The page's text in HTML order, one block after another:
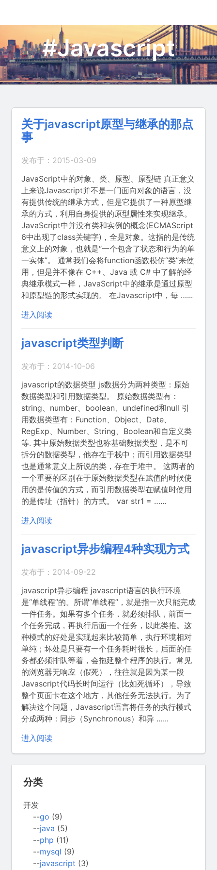
#Javascript
关于javascript原型与继承的那点
事
发布于：2015-03-09
JavaScript中的对象、类、原型、原型链 真正意义
上来说Javascript并不是一门面向对象的语言，没
有提供传统的继承方式，但是它提供了一种原型继
承的方式，利用自身提供的原型属性来实现继承。
JavaScript中并没有类和实例的概念(ECMAScript
6中出现了class关键字)，全是对象。这指的是传统
意义上的对象，也就是“一个包含了状态和行为的单
一实体”。 通常我们会将function函数模仿“类”来使
用，但是并不像在 C++、Java 或 C# 中了解的经
典继承模式一样，JavaScript中的继承是通过原型
和原型链的形式实现的。 在Javascript中，每 …...
进入阅读
javascript类型判断
发布于：2014-10-06
javascript的数据类型 js数据分为两种类型：原始
数据类型和引用数据类型。 原始数据类型有：
string、number、boolean、undefined和null 引
用数据类型有：Function、Object、Date、
RegExp、Number、String、Boolean和自定义类
等. 其中原始数据类型也称基础数据类型，是不可
拆分的数据类型，他存在于栈中；而引用数据类型
也是通常意义上所说的类，存在于堆中。 这两者的
一个重要的区别在于原始数据类型在赋值的时候使
用的是传值的方式，而引用数据类型在赋值时使用
的是传址（指针）的方式。 var str1 = …...
进入阅读
javascript异步编程4种实现方式
发布于：2014-09-22
javascript异步编程 javascript语言的执行环境
是“单线程”的。所谓“单线程”，就是指一次只能完成
一件任务。如果有多个任务，就必须排队，前面一
个任务完成，再执行后面一个任务，以此类推。这
种模式的好处是实现起来比较简单，执行环境相对
单纯；坏处是只要有一个任务耗时很长，后面的任
务都必须排队等着，会拖延整个程序的执行。常见
的浏览器无响应（假死），往往就是因为某一段
Javascript代码长时间运行（比如死循环），导致
整个页面卡在这个地方，其他任务无法执行。为了
解决这个问题，Javascript语言将任务的执行模式
分成两种：同步（Synchronous）和异 …...
进入阅读
分类
开发
--go (9)
--java (5)
--php (11)
--mysql (9)
--javascript (3)